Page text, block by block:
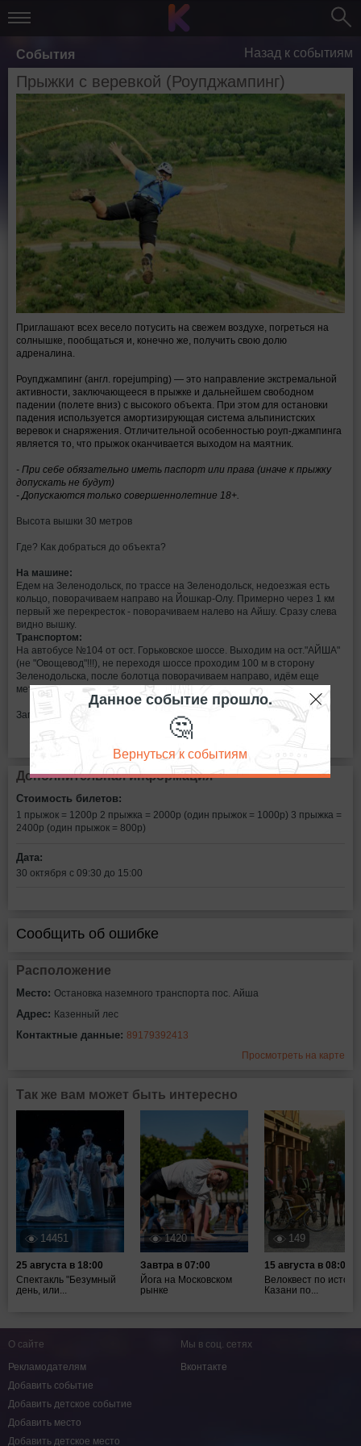
События Назад к событиям
Прыжки с веревкой (Роупджампинг)
Приглашают всех весело потусить на свежем воздухе, погреться на
солнышке, пообщаться и, конечно же, получить свою долю
адреналина.
Роупджампинг (англ. ropejumping) — это направление экстремальной
активности, заключающееся в прыжке и дальнейшем свободном
падении (полете вниз) с высокого объекта. При этом для остановки
падения используется амортизирующая система альпинистских
веревок и снаряжения. Отличительной особенностью роуп-джампинга
является то, что прыжок оканчивается выходом на маятник.
- При себе обязательно иметь паспорт или права (иначе к прыжку
допускать не будут)
- Допускаются только совершеннолетние 18+.
Высота вышки 30 метров
Где? Как добраться до объекта?
На машине:
Едем на Зеленодольск, по трассе на Зеленодольск, недоезжая есть
кольцо, поворачиваем направо на Йошкар-Олу. Примерно через 1 км
первый же перекресток - поворачиваем налево на Айшу. Сразу слева
видно вышку.
Транспортом:
На автобусе №104 от ост. Горьковское шоссе. Выходим на ост."АЙША"
(не "Овощевод"!!!), не переходя шоссе проходим 100 м в сторону
Зеленодольска, после болотца поворачиваем направо, идём еще
метров 400 и видим вышку)
Запись по телефону: 89179392413
Дополнительная информация
Стоимость билетов:
1 прыжок = 1200р 2 прыжка = 2000р (один прыжок = 1000р) 3 прыжка =
2400р (один прыжок = 800р)
Дата:
30 октября с 09:30 до 15:00
Сообщить об ошибке
Расположение
Место: Остановка наземного транспорта пос. Айша
Адрес: Казенный лес
Контактные данные: 89179392413
Просмотреть на карте
Так же вам может быть интересно
14451
25 августа в 18:00
Спектакль "Безумный
день, или...
1420
Завтра в 07:00
Йога на Московском
рынке
149
15 августа в 08:00
Велоквест по
Казани по...
Данное событие прошло.
🤔
Вернуться к событиям
О сайте
Рекламодателям
Добавить событие
Добавить детское событие
Добавить место
Добавить детское место
Мы в соц. сетях
Вконтакте